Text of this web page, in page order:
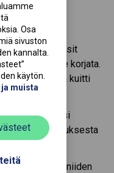
Osa
sivuston
kannalta.
muista
ensisijainen
Vie lasit
voiko ne korjata.
ja säilytä kuitti
valitsemasi
liitä kuitti korjauksesta
vanhat, että niiden